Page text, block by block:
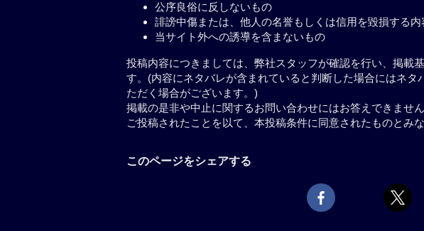
公序良俗に反しないもの
誹謗中傷または、他人の名誉もしくは信用を毀損する
当サイト外への誘導を含まないもの
投稿内容につきましては、弊社スタッフが確認を行い、掲載
す。(内容にネタバレが含まれていると判断した場合にはネタ
ただく場合がございます。)
掲載の是非や中止に関するお問い合わせにはお答えできませ
ご投稿されたことを以て、本投稿条件に同意されたものとみな
このページをシェアする